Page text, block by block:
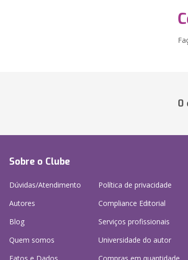
0
Sobre o Clube
Dúvidas/Atendimento
Autores
Blog
Quem somos
Política de privacidade
Compliance Editorial
Serviços profissionais
Universidade do autor